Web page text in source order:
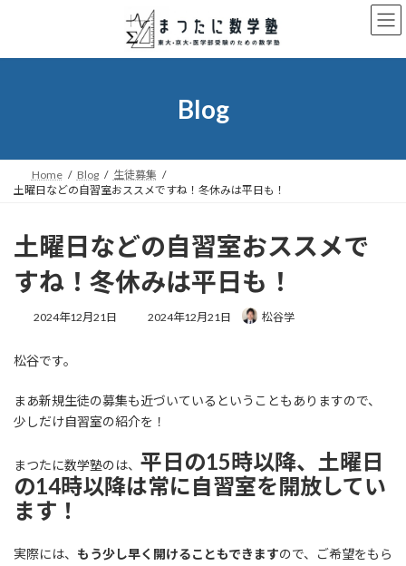
ン
ー
Blog
Home Blog
生徒募集
土曜日などの自習室おススメですね！冬休みは平日も！
土曜日などの自習室おススメで
すね！冬休みは平日も！
2024年12月21日
最
時
:
2024年12月21日 松谷学
松谷です。
まあ新規生徒の募集も近づいているということもありますので、
少しだけ自習室の紹介を！
まつたに数学塾のは、 平日の15時以降、土曜日
の14時以降は常に自習室を開放してい
ます！
実際には、 もう少し早く開けることもできますので、ご希望をもら